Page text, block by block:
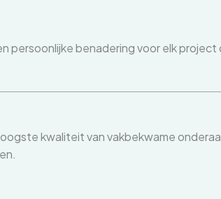
persoonlijke benadering voor elk project
kwaliteit van vakbekwame